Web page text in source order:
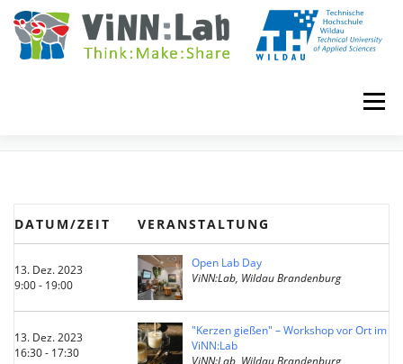
Zum
Inhalt
springen
Menü
IMPRINT
DATUM/ZEIT VERANSTALTUNG
13. Dez. 2023
9:00 - 19:00
Open Lab Day
ViNN:Lab, Wildau Brandenburg
13. Dez. 2023
16:30 - 17:30
"Kerzen gießen" – Workshop vor Ort im
ViNN:Lab